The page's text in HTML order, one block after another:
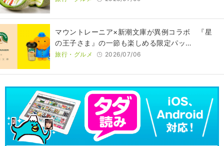
マウントレーニア×新潮文庫が異例コラボ 『星
の王子さま』の一節も楽しめる限定パッ…
旅行・グルメ 2026/07/06